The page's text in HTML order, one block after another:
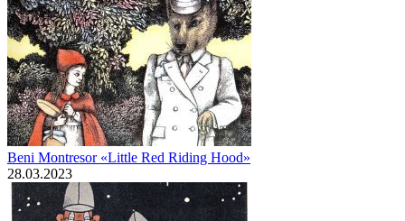
Beni Montresor «Little Red Riding Hood»
28.03.2023